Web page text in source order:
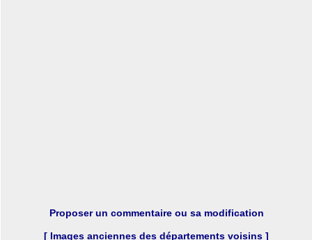
Proposer un commentaire ou sa modification
[ Images anciennes des départements voisins ]